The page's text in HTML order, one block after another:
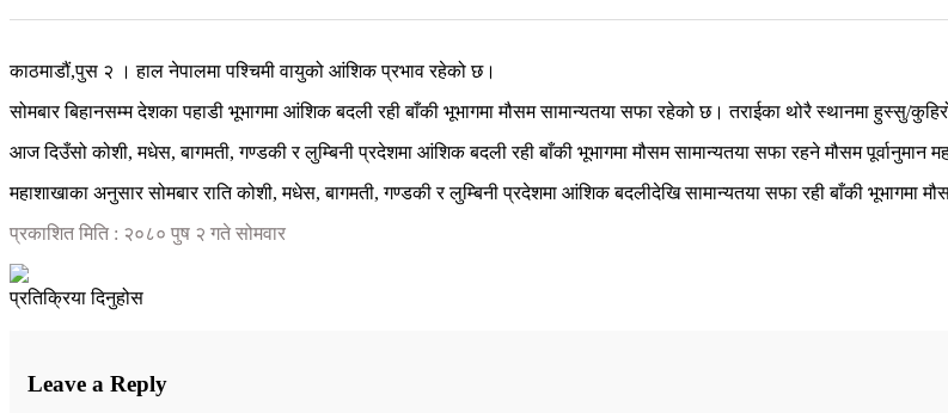
काठमाडौं,पुस २ । हाल नेपालमा पश्चिमी वायुको आंशिक प्रभाव रहेको छ।
सोमबार बिहानसम्म देशका पहाडी भूभागमा आंशिक बदली रही बाँकी भूभागमा मौसम सामान्यतया सफा रहेको छ। तराईका थोरै स्थानमा हुस्सु/
आज दिउँसो कोशी, मधेस, बागमती, गण्डकी र लुम्बिनी प्रदेशमा आंशिक बदली रही बाँकी भूभागमा मौसम सामान्यतया सफा रहने मौसम पूर्वानुमान
महाशाखाका अनुसार सोमबार राति कोशी, मधेस, बागमती, गण्डकी र लुम्बिनी प्रदेशमा आंशिक बदलीदेखि सामान्यतया सफा रही बाँकी भूभागमा
प्रकाशित मिति : २०८० पुष २ गते सोमवार
प्रतिक्रिया दिनुहोस
Leave a Reply